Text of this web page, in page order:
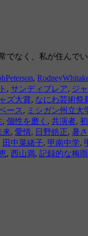
なく、私が住んで
,
, サンディブレア, ジ
ズ大賞, なにわ芸術祭
ース , ミシガン州立大
, 個性を磨く , 共演者,
来, 愛情, 日野皓正, 暑さ
田中菜緒子, 甲南中学,
, 西山満, 記録的な梅雨